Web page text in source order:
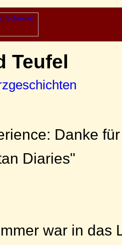
Teufel
Danke
Diaries"
war in das